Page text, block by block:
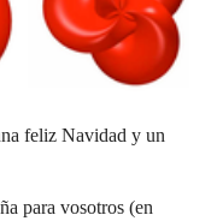
feliz Navidad y un
para vosotros (en